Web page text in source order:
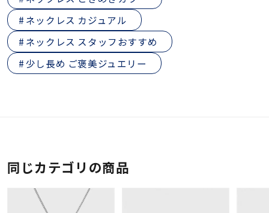
ネックレス カジュアル
ネックレス スタッフおすすめ
少し長め ご褒美ジュエリー
同じカテゴリの商品